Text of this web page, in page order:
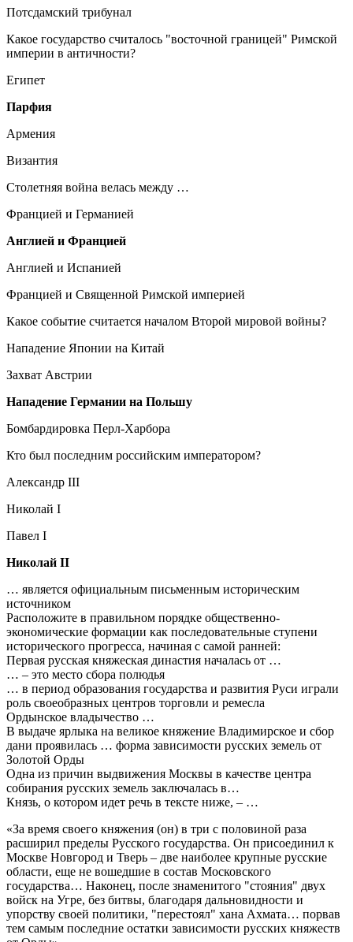
Потсдамский трибунал
Какое государство считалось "восточной границей" Римской
империи в античности?
Египет
Парфия
Армения
Византия
Столетняя война велась между …
Францией и Германией
Англией и Францией
Англией и Испанией
Францией и Священной Римской империей
Какое событие считается началом Второй мировой войны?
Нападение Японии на Китай
Захват Австрии
Нападение Германии на Польшу
Бомбардировка Перл-Харбора
Кто был последним российским императором?
Александр III
Николай I
Павел I
Николай II
… является официальным письменным историческим
источником
Расположите в правильном порядке общественно-
экономические формации как последовательные ступени
исторического прогресса, начиная с самой ранней:
Первая русская княжеская династия началась от …
… – это место сбора полюдья
… в период образования государства и развития Руси играли
роль своеобразных центров торговли и ремесла
Ордынское владычество …
В выдаче ярлыка на великое княжение Владимирское и сбор
дани проявилась … форма зависимости русских земель от
Золотой Орды
Одна из причин выдвижения Москвы в качестве центра
собирания русских земель заключалась в…
Князь, о котором идет речь в тексте ниже, – …
«За время своего княжения (он) в три с половиной раза
расширил пределы Русского государства. Он присоединил к
Москве Новгород и Тверь – две наиболее крупные русские
области, еще не вошедшие в состав Московского
государства… Наконец, после знаменитого "стояния" двух
войск на Угре, без битвы, благодаря дальновидности и
упорству своей политики, "перестоял" хана Ахмата… порвав
тем самым последние остатки зависимости русских княжеств